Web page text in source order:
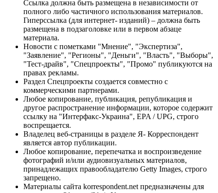
Ссылка должна быть размещена в независимости от
полного либо частичного использования материалов.
Гиперссылка (для интернет- изданий) – должна быть
размещена в подзаголовке или в первом абзаце
материала.
Новости с пометками "Мнение", "Экспертиза",
"Заявление", "Регионы", "Деньги", "Власть", "Выборы",
"Тест-драйв", "Спецпроекты", "Промо" публикуются на
правах рекламы.
Раздел Спецпроекты создается совместно с
коммерческими партнерами.
Любое копирование, публикация, републикация и
другое распространение информации, которое содержит
ссылку на "Интерфакс-Украина", EPA / UPG, строго
воспрещается.
Владелец веб-страницы в разделе Я- Корреспондент
является автор публикации.
Любое копирование, перепечатка и воспроизведение
фотографий и/или аудиовизуальных материалов,
принадлежащих правообладателю Getty Images, строго
запрещено.
Материалы сайта korrespondent.net предназначены для